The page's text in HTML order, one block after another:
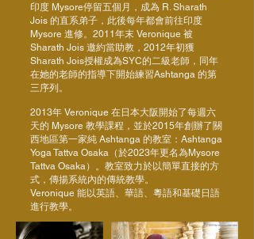
印度 Mysore停留五個月，成為 R. Sharath
Jois 的直系弟子，此後每年都會前往印度
Mysore 進修。2011年末 Veronique 被
Sharath Jois 邀約當助教，2012年初獲
Sharath Jois授權成為SYC的二級老師，同年
在她的老師的指導下開始練習Ashtanga 的第
三序列。
2013年 Veronique 在日本大阪開始了每週六
天的 Mysore 教學課程，並於2015年創辦了關
西地區第一家純 Ashtanga 的教室：Ashtanga
Yoga Tattva Osaka（於2023年更名為Mysore
Tattva Osaka）。教室致力於以簡單直接的方
式，傳揚系統內的傳統教學。
Veronique 能以英語、華語、粵語和基礎日語
進行教學。